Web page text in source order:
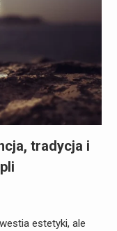
tradycja i
estetyki, ale